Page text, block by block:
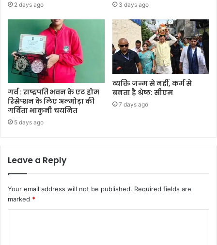
2 days ago 3 days ago
गर्व : राष्ट्रपति भवन के एट होम
रिसेप्शन के लिए अल्मोड़ा की
गर्विता भाकुनी चयनित
5 days ago
व्यक्ति जन्म से नहीं, कर्म से
बनता है श्रेष्ठ: सीएम
7 days ago
Leave a Reply
Your email address will not be published. Required fields are
marked *